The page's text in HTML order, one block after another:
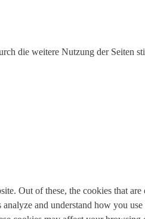
die weitere Nutzung der Seiten
Out of these, the cookies that
and understand how you